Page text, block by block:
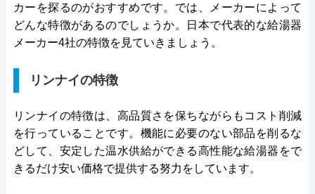
カーを探るのがおすすめです。では、メーカーによって
どんな特徴があるのでしょうか。日本で代表的な給湯器
メーカー4社の特徴を見ていきましょう。
リンナイの特徴
リンナイの特徴は、高品質さを保ちながらもコスト削減
を行っていることです。機能に必要のない部品を削るな
どして、安定した温水供給ができる高性能な給湯器をで
きるだけ安い価格で提供する努力をしています。